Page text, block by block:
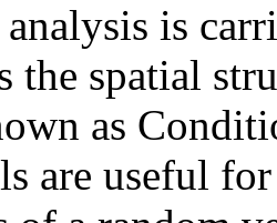
is
the spatial
as
are useful